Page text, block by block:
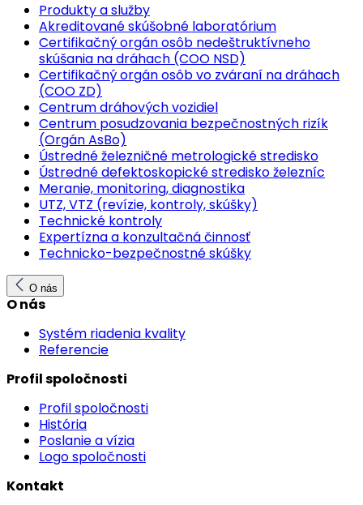
Produkty a služby
Akreditované skúšobné laboratórium
Certifikačný orgán osôb nedeštruktívneho
skúšania na dráhach (COO NSD)
Certifikačný orgán osôb vo zváraní na dráhach
(COO ZD)
Centrum dráhových vozidiel
Centrum posudzovania bezpečnostných rizík
(Orgán AsBo)
Ústredné železničné metrologické stredisko
Ústredné defektoskopické stredisko železníc
Meranie, monitoring, diagnostika
UTZ, VTZ (revízie, kontroly, skúšky)
Technické kontroly
Expertízna a konzultačná činnosť
Technicko-bezpečnostné skúšky
O nás
O nás
Systém riadenia kvality
Referencie
Profil spoločnosti
Profil spoločnosti
História
Poslanie a vízia
Logo spoločnosti
Kontakt